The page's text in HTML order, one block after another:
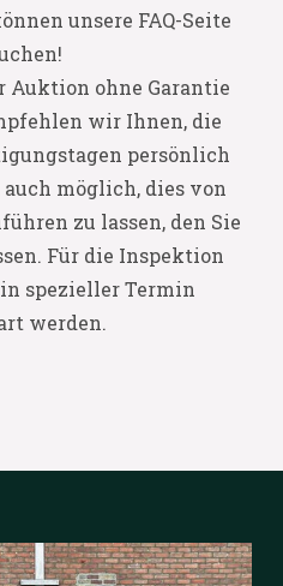
unsere FAQ-Seite
Auktion ohne Garantie
wir Ihnen, die
persönlich
möglich, dies von
zu lassen, den Sie
Für die Inspektion
spezieller Termin
werden.